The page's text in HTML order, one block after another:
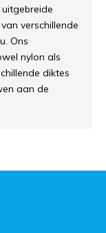
verschillende
Ons
nylon als
diktes
aan de